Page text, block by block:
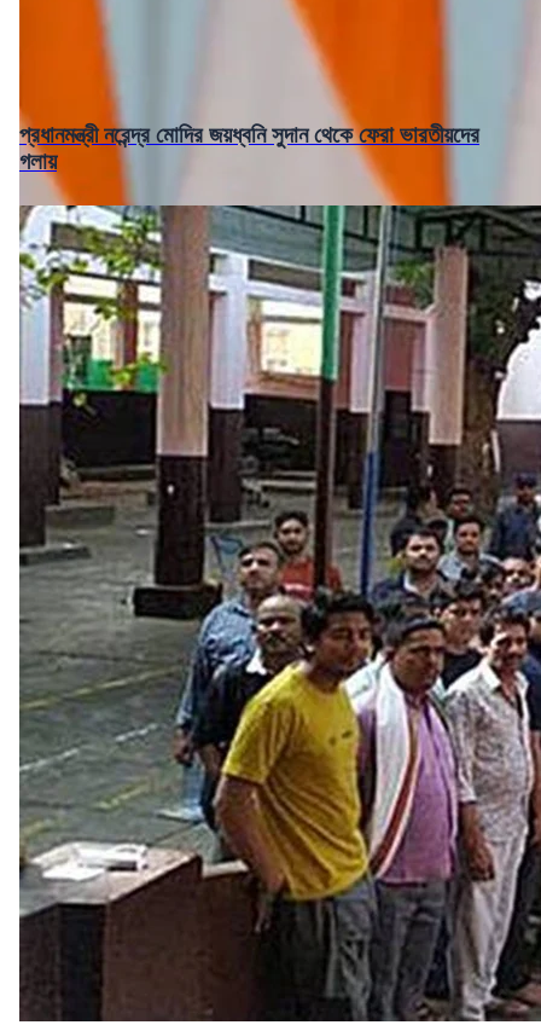
প্রধানমন্ত্রী নরেন্দ্র মোদির জয়ধ্বনি সুদান থেকে ফেরা ভারতীয়দের
গলায়